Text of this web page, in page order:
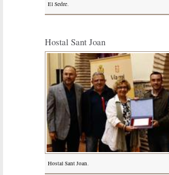
El Sedre.
Hostal Sant Joan
Hostal Sant Joan.